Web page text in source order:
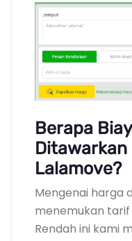
Berapa
Ditawarkan
Lalamove?
Mengenai harga
menemukan tarif
Rendah ini kami